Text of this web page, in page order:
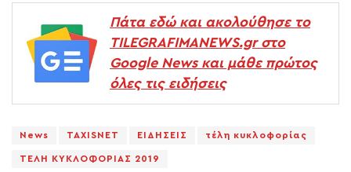
Πάτα εδώ και ακολούθησε το
TILEGRAFIMANEWS.gr στο
Google News και μάθε πρώτος
όλες τις ειδήσεις
News TAXISNET ΕΙΔΗΣΕΙΣ τέλη κυκλοφορίας
ΤΕΛΗ ΚΥΚΛΟΦΟΡΙΑΣ 2019